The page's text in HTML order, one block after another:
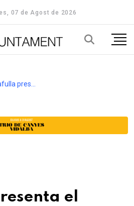
07 de Agost de 2026
el